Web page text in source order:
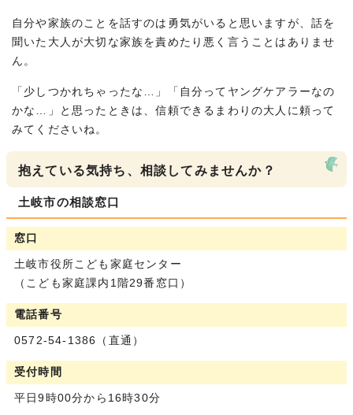
自分や家族のことを話すのは勇気がいると思いますが、話を
聞いた大人が大切な家族を責めたり悪く言うことはありませ
ん。
「少しつかれちゃったな…」「自分ってヤングケアラーなの
かな…」と思ったときは、信頼できるまわりの大人に頼って
みてくださいね。
抱えている気持ち、相談してみませんか？
土岐市の相談窓口
窓口
土岐市役所こども家庭センター
（こども家庭課内1階29番窓口）
電話番号
0572-54-1386（直通）
受付時間
平日9時00分から16時30分